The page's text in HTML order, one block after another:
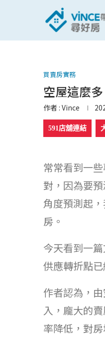
買賣房實務
空屋這麼
作者 : Vince
591店舖連結
常常看到一
對，因為要
角度預測起
房。
今天看到一
供應轉折點已
作者認為，
入，龐大的
率降低，對